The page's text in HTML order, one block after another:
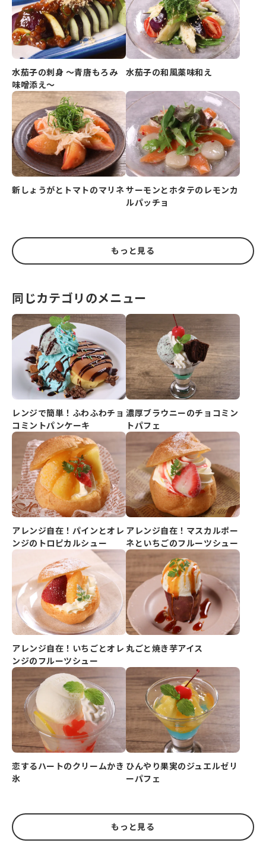
水茄子の刺身 ～青唐もろみ
味噌添え～
水茄子の和風薬味和え
新しょうがとトマトのマリネサーモンとホタテのレモンカ
ルパッチョ
もっと見る
同じカテゴリのメニュー
レンジで簡単！ふわふわチョ
コミントパンケーキ
濃厚ブラウニーのチョコミン
トパフェ
アレンジ自在！パインとオレ
ンジのトロピカルシュー
アレンジ自在！マスカルポー
ネといちごのフルーツシュー
アレンジ自在！いちごとオレ
ンジのフルーツシュー
丸ごと焼き芋アイス
恋するハートのクリームかき
氷
ひんやり果実のジュエルゼリ
ーパフェ
もっと見る